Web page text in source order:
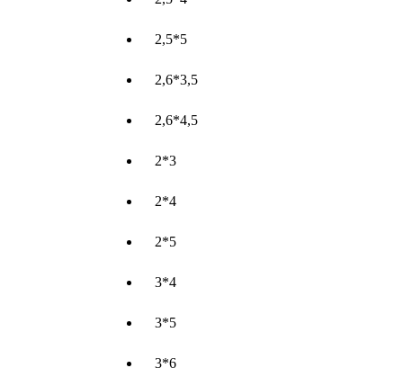
2,5*5
2,6*3,5
2,6*4,5
2*3
2*4
2*5
3*4
3*5
3*6